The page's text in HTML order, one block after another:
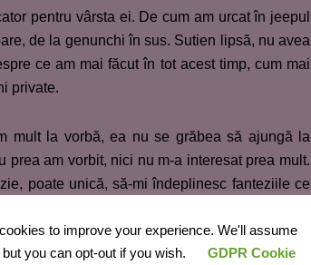
pentru vârsta ei. De cum am urcat în jeepul
de la genunchi în sus. Sutien lipsă, nu avea
ce am mai făcut în tot acest timp, cum mai
private.
mult la vorbă, ea nu se grăbea să ajungă la
prea am vorbit, nici nu m-a interesat prea mult.
poate unică, să-mi îndeplinesc fanteziile ce
îmi spunea că ţinuta ei mult prea sexy nu are
că nu avea sâni mari. Un astfel de complex ar
se simtă apreciată.
to improve your experience. We'll assume
you can opt-out if you wish.
GDPR Cookie